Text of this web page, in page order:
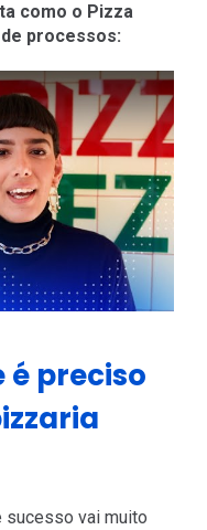
como o Pizza
processos:
é preciso
sucesso vai muito